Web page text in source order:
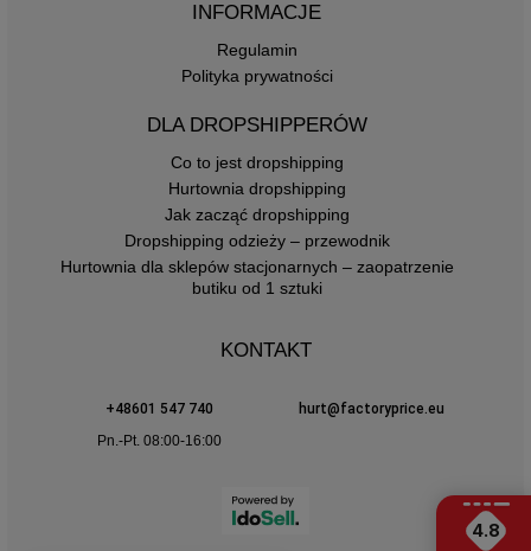
INFORMACJE
Regulamin
Polityka prywatności
DLA DROPSHIPPERÓW
Co to jest dropshipping
Hurtownia dropshipping
Jak zacząć dropshipping
Dropshipping odzieży – przewodnik
Hurtownia dla sklepów stacjonarnych – zaopatrzenie
butiku od 1 sztuki
KONTAKT
+48601 547 740
hurt@factoryprice.eu
Pn.-Pt. 08:00-16:00
4.8